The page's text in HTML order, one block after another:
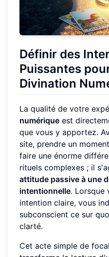
Définir des
Puissantes
Divination
La qualité de votre
numérique est
que vous y apportez.
site, prendre un
faire une énorme
rituels complexes ; il
attitude passive à une
intentionnelle. Lorsque
intention claire, vous
subconscient ce sur
clarté.
Cet acte simple de